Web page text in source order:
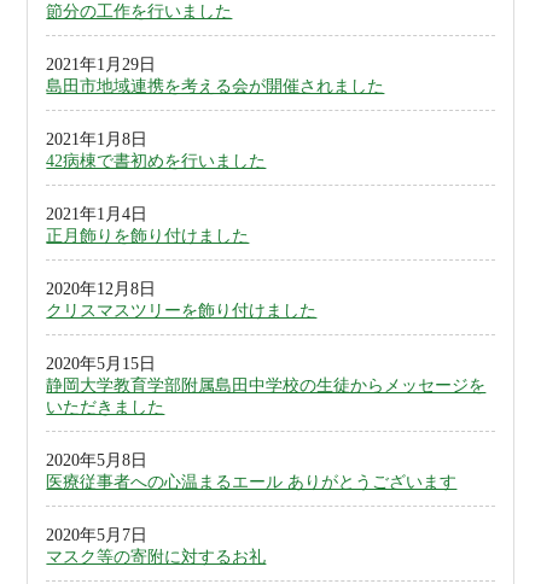
節分の工作を行いました
2021年1月29日
島田市地域連携を考える会が開催されました
2021年1月8日
42病棟で書初めを行いました
2021年1月4日
正月飾りを飾り付けました
2020年12月8日
クリスマスツリーを飾り付けました
2020年5月15日
静岡大学教育学部附属島田中学校の生徒からメッセージを
いただきました
2020年5月8日
医療従事者への心温まるエール ありがとうございます
2020年5月7日
マスク等の寄附に対するお礼